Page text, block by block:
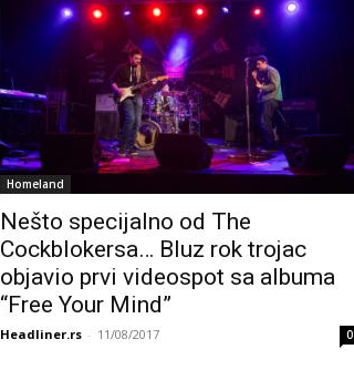
Homeland
Nešto specijalno od The
Cockblokersa… Bluz rok trojac
objavio prvi videospot sa albuma
“Free Your Mind”
Headliner.rs - 11/08/2017 0